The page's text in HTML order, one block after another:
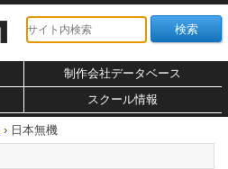
制作会社データベース
スクール情報
› 日本無機